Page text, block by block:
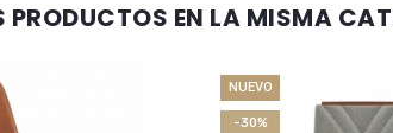
PRODUCTOS EN LA MISMA
NUEVO
-30%